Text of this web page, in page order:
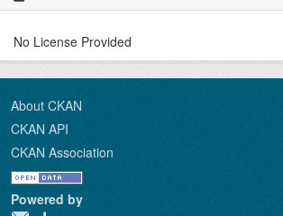
No License Provided
About CKAN
CKAN API
CKAN Association
Powered by